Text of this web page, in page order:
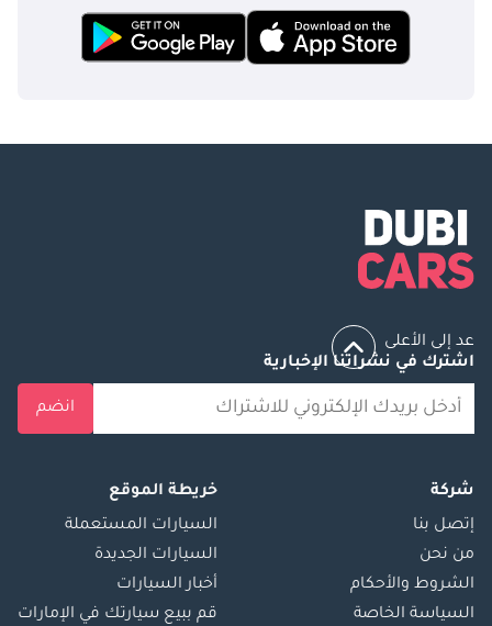
عد إلى الأعلى
اشترك في نشراتنا الإخبارية
انضم
شركة
إتصل بنا
من نحن
الشروط والأحكام
السياسة الخاصة
خريطة الموقع
السيارات المستعملة
السيارات الجديدة
أخبار السيارات
قم ببيع سيارتك في الإمارات